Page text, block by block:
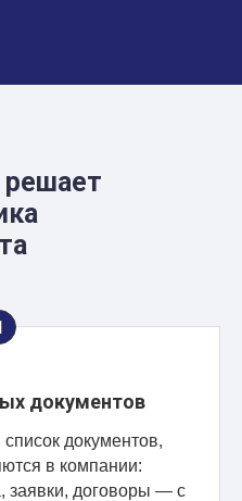
документов
документов,
в компании:
заявки, договоры — с